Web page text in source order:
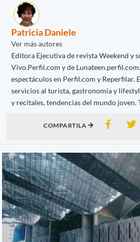
Patricia Daniele
Ver más autores
Editora Ejecutiva de revista Weekend y
Vivo.Perfil.com y de
espectáculos en Perfil.com y Reperfilar.
servicios al turista, gastronomía y
y recitales, tendencias del mundo joven.
COMPARTILA